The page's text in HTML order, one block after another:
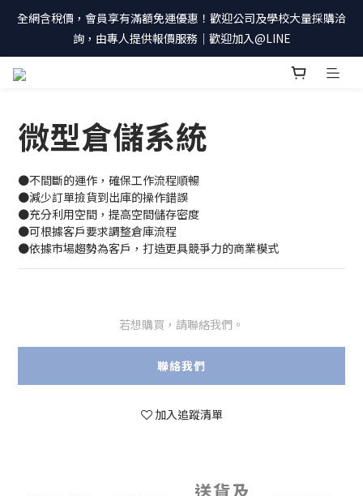
全網含稅價，會員享有滿額免運優惠！歡迎公司及學校大量採購洽
詢，由專人提供報價服務｜歡迎加入@LINE
微型倉儲系統
●不間斷的運作，確保工作流程順暢
●減少訂單撿貨到出庫的操作錯誤
●充分利用空間，提高空間儲存密度
●可根據客戶要求調整倉庫流程
●依據市場趨勢為客戶，打造更具競爭力的商業模式
若想購買，請聯絡我們。
聯絡我們
加入追蹤清單
送貨及